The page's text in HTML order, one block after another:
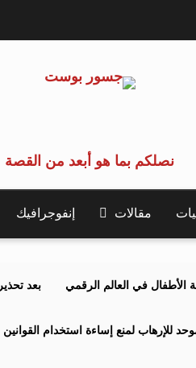
نصلكم بما هو أبعد من القصة
مقالات إنفوجرافيك
بعد الأطفال في العالم الرقمي
للإرهاب لمنع إساءة استخدام القوانين